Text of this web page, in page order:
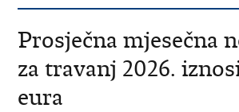
Prosječna mjesečna
za travanj 2026.
eura